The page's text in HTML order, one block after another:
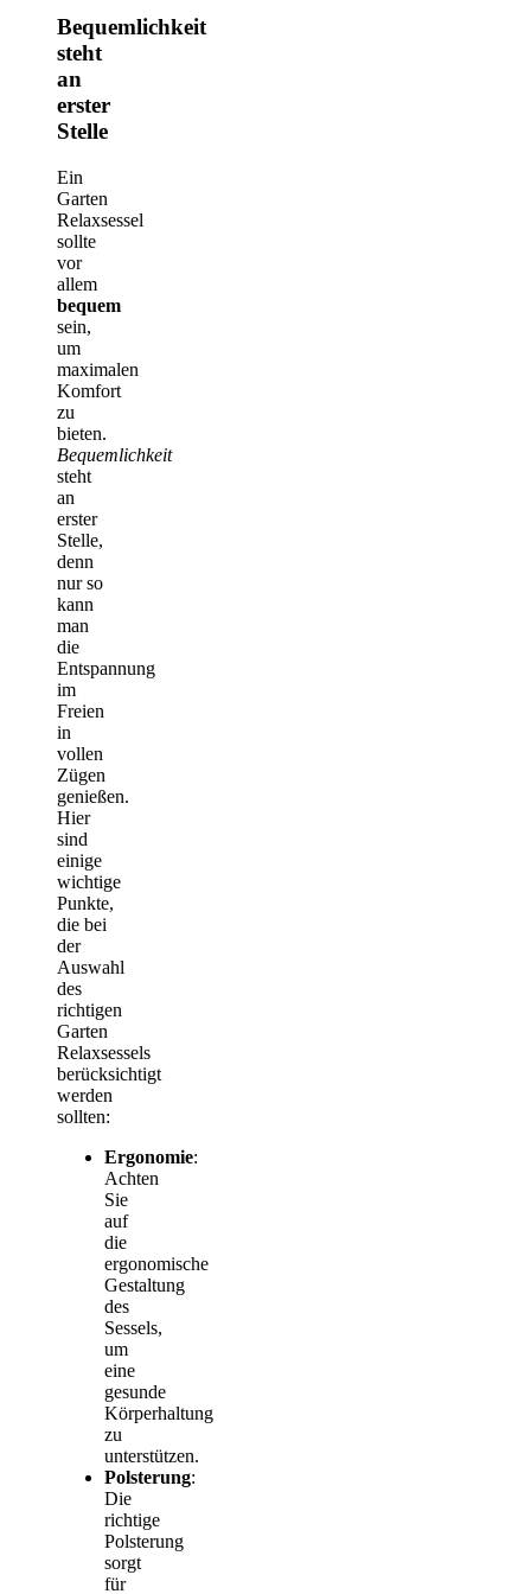
Bequemlichkeit
steht
an
erster
Stelle
Ein
Garten
Relaxsessel
sollte
vor
allem
bequem
sein,
um
maximalen
Komfort
zu
bieten.
Bequemlichkeit
steht
an
erster
Stelle,
denn
nur so
kann
man
die
Entspannung
im
Freien
in
vollen
Zügen
genießen.
Hier
sind
einige
wichtige
Punkte,
die bei
der
Auswahl
des
richtigen
Garten
Relaxsessels
berücksichtigt
werden
sollten:
Ergonomie:
Achten
Sie
auf
die
ergonomische
Gestaltung
des
Sessels,
um
eine
gesunde
Körperhaltung
zu
unterstützen.
Polsterung:
Die
richtige
Polsterung
sorgt
für